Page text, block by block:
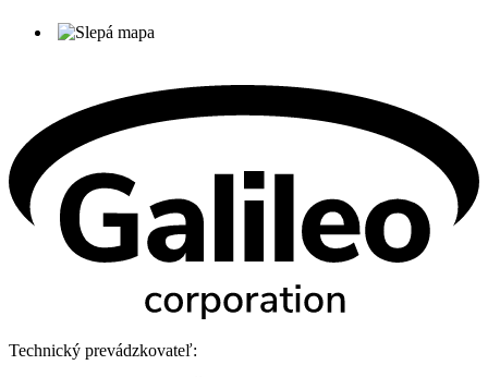
Technický prevádzkovateľ: